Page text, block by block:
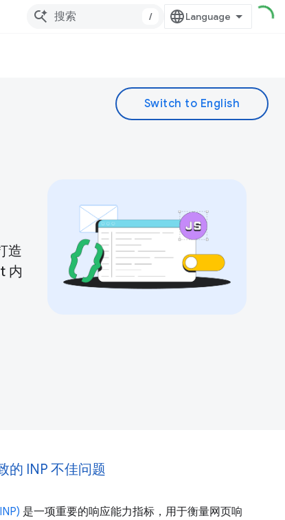
/
造
内
的 INP 不佳问题
是一项重要的响应能力指标，用于衡量网页响